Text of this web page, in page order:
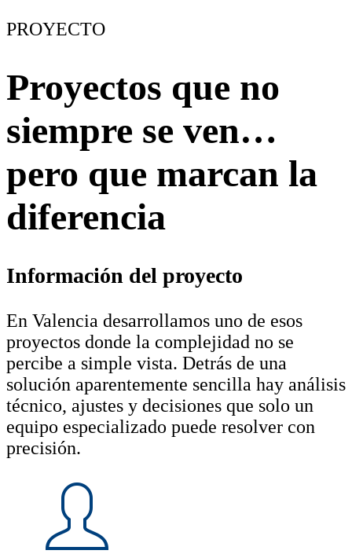
PROYECTO
Proyectos que no
siempre se ven…
pero que marcan la
diferencia
Información del proyecto
En Valencia desarrollamos uno de esos
proyectos donde la complejidad no se
percibe a simple vista. Detrás de una
solución aparentemente sencilla hay análisis
técnico, ajustes y decisiones que solo un
equipo especializado puede resolver con
precisión.